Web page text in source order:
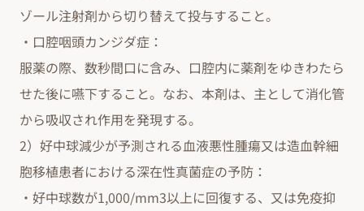
ゾール注射剤から切り替えて投与すること。
・口腔咽頭カンジダ症：
服薬の際、数秒間口に含み、口腔内に薬剤をゆきわたら
せた後に嚥下すること。なお、本剤は、主として消化管
から吸収され作用を発現する。
2）好中球減少が予測される血液悪性腫瘍又は造血幹細
胞移植患者における深在性真菌症の予防：
・好中球数が1,000/mm3以上に回復する、又は免疫抑